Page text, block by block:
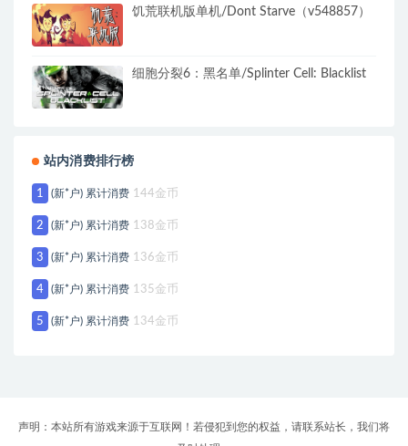
饥荒联机版单机/Dont Starve（v548857）
细胞分裂6：黑名单/Splinter Cell: Blacklist
站内消费排行榜
1 (新*户) 累计消费 144金币
2 (新*户) 累计消费 138金币
3 (新*户) 累计消费 136金币
4 (新*户) 累计消费 135金币
5 (新*户) 累计消费 134金币
声明：本站所有游戏来源于互联网！若侵犯到您的权益，请联系站长，我们将